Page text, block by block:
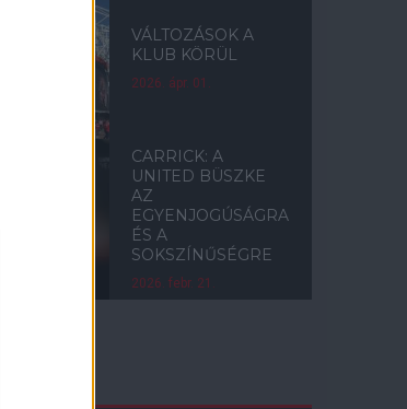
VÁLTOZÁSOK A
KLUB KÖRÜL
2026. ápr. 01.
CARRICK: A
UNITED BÜSZKE
AZ
EGYENJOGÚSÁGRA
ÉS A
SOKSZÍNŰSÉGRE
2026. febr. 21.